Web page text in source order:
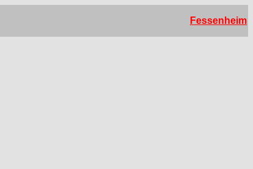
Fessenheim